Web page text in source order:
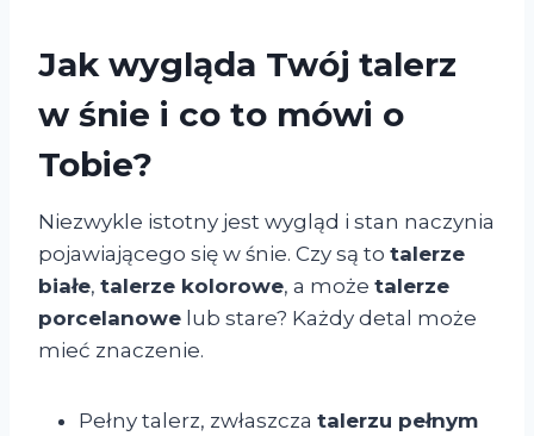
Jak wygląda Twój talerz
w śnie i co to mówi o
Tobie?
Niezwykle istotny jest wygląd i stan naczynia
pojawiającego się w śnie. Czy są to talerze
białe, talerze kolorowe, a może talerze
porcelanowe lub stare? Każdy detal może
mieć znaczenie.
Pełny talerz, zwłaszcza talerzu pełnym